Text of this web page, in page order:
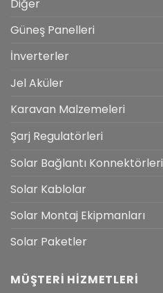
Diğer
Güneş Panelleri
İnverterler
Jel Aküler
Karavan Malzemeleri
Şarj Regulatörleri
Solar Bağlantı Konnektörleri
Solar Kablolar
Solar Montaj Ekipmanları
Solar Paketler
MÜŞTERI HIZMETLERI